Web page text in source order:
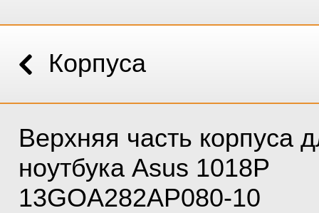
Корпуса
Верхняя часть корпуса
ноутбука Asus 1018P
13GOA282AP080-10